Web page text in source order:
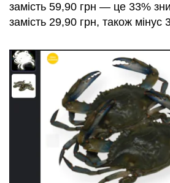
замість 59,90 грн — це 33%
замість 29,90 грн, також мінус